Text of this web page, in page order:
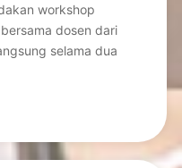
workshop
dosen dari
selama dua